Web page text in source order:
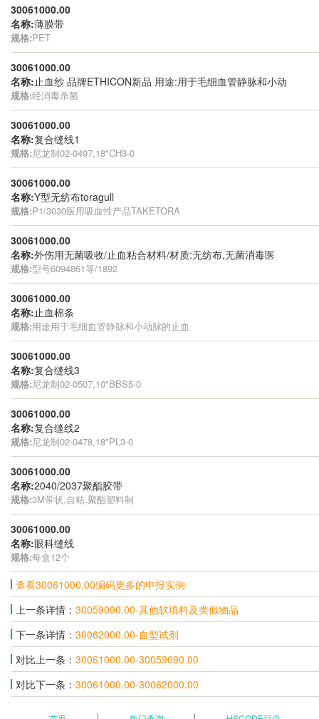
30061000.00
名称:薄膜带
规格:PET
30061000.00
名称: 止血纱 品牌ETHICON新品 用途:用于毛细血管静脉和小动
规格:经消毒杀菌
30061000.00
名称:复合缝线1
规格:尼龙制02-0497,18"CH3-0
30061000.00
名称:Y型无纺布toragull
规格:P1/3030医用吸血性产品TAKETORA
30061000.00
名称:外伤用无菌吸收/止血粘合材料/材质:无纺布,无菌消毒医
规格:型号6094861等/1892
30061000.00
名称: 止血棉条
规格:用途用于毛细血管静脉和小动脉的止血
30061000.00
名称:复合缝线3
规格:尼龙制02-0507,10"BBS5-0
30061000.00
名称:复合缝线2
规格:尼龙制02-0478,18"PL3-0
30061000.00
名称:2040/2037聚酯胶带
规格:3M带状,自粘,聚酯塑料制
30061000.00
名称:眼科缝线
规格:每盒12个
查看30061000.00编码更多的申报实例
上一条详情： 30059090.00-其他软填料及类似物品
下一条详情： 30062000.00-血型试剂
对比上一条： 30061000.00-30059090.00
对比下一条： 30061000.00-30062000.00